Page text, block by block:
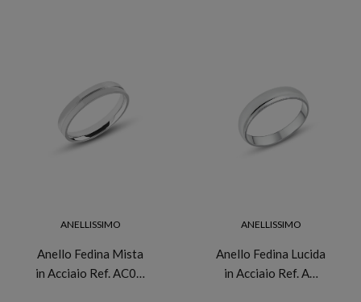
ANELLISSIMO
Anello Fedina Mista
in Acciaio Ref. AC0…
ANELLISSIMO
Anello Fedina Lucida
in Acciaio Ref. A…